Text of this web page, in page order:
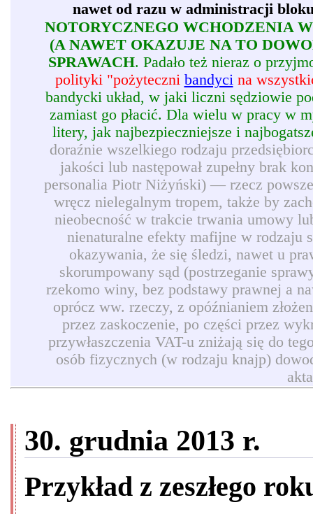
nawet od razu w administracji
NOTORYCZNEGO WCHODZENIA
(A NAWET OKAZUJE NA TO
SPRAWACH. Padało też nieraz o
polityki "pożyteczni bandycina
bandycki układ, w jaki liczni sędziowie
zamiast go płacić. Dla wielu w pracy w
litery, jak najbezpieczniejsze i
doraźnie wszelkiego rodzaju
jakości lub następował zupełny brak
personalia Piotr Niżyński) — rzecz
wręcz nielegalnym tropem, także by
nieobecność w trakcie trwania umowy
nienaturalne efekty mafijne w rodzaju
okazywania, że się śledzi, nawet u
skorumpowany sąd (postrzeganie
rzekomo winy, bez podstawy prawnej a
oprócz ww. rzeczy, z opóźnianiem
przez zaskoczenie, po części przez
przywłaszczenia VAT-u zniżają się do
osób fizycznych (w rodzaju knajp)
30. grudnia 2013 r.
Przykład z zeszłego